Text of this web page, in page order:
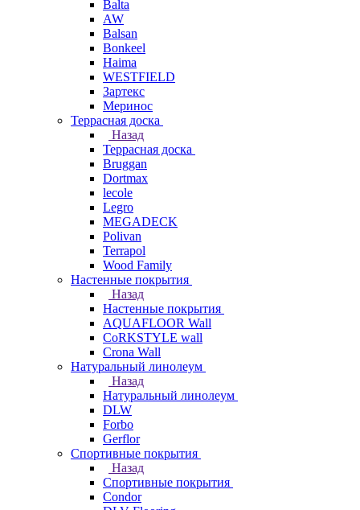
Balta
AW
Balsan
Bonkeel
Haima
WESTFIELD
Зартекс
Меринос
Террасная доска
Назад
Террасная доска
Bruggan
Dortmax
lecole
Legro
MEGADECK
Polivan
Terrapol
Wood Family
Настенные покрытия
Назад
Настенные покрытия
AQUAFLOOR Wall
CoRKSTYLE wall
Crona Wall
Натуральный линолеум
Назад
Натуральный линолеум
DLW
Forbo
Gerflor
Спортивные покрытия
Назад
Спортивные покрытия
Condor